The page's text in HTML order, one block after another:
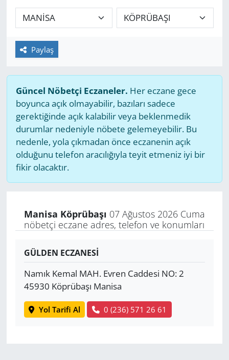
Paylaş
Güncel Nöbetçi Eczaneler. Her eczane gece
boyunca açık olmayabilir, bazıları sadece
gerektiğinde açık kalabilir veya beklenmedik
durumlar nedeniyle nöbete gelemeyebilir. Bu
nedenle, yola çıkmadan önce eczanenin açık
olduğunu telefon aracılığıyla teyit etmeniz iyi bir
fikir olacaktır.
Manisa Köprübaşı 07 Ağustos 2026 Cuma
nöbetçi eczane adres, telefon ve konumları
GÜLDEN ECZANESİ
Namık Kemal MAH. Evren Caddesi NO: 2
45930 Köprübaşı Manisa
Yol Tarifi Al 0 (236) 571 26 61
GÜNDEM
HABERDE İNSAN
MAGAZİN
POLİTİKA
RESMİ İLANLAR
SAĞLIK
SPOR
Yerel